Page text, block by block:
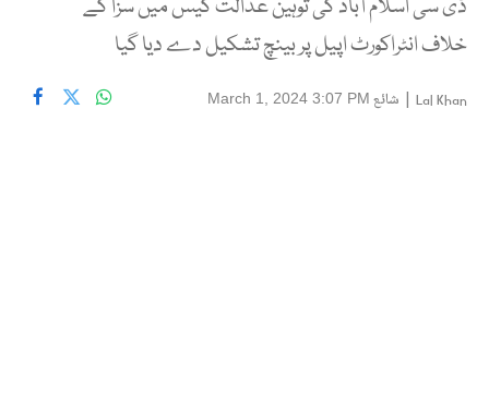
ڈی سی اسلام آباد کی توہین عدالت کیس میں سزا کے
خلاف انٹراکورٹ اپیل پر بینچ تشکیل دے دیا گیا
Lal Khan
| شائع March 1, 2024 3:07 PM